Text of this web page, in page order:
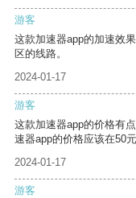
游客
这款加速器app的加速效
区的线路。
2024-01-17
游客
这款加速器app的价格有
速器app的价格应该在50
2024-01-17
游客